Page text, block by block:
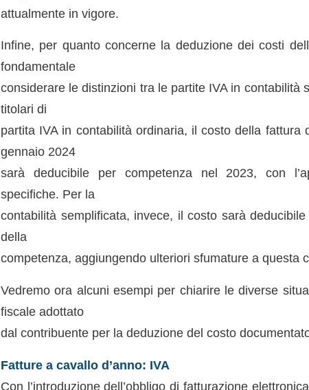
attualmente in vigore.
Infine, per quanto concerne la deduzione dei costi
fondamentale
considerare le distinzioni tra le partite IVA in contabilità
titolari di
partita IVA in contabilità ordinaria, il costo della fattura
gennaio 2024
sarà deducibile per competenza nel 2023, con
specifiche. Per la
contabilità semplificata, invece, il costo sarà
della
competenza, aggiungendo ulteriori sfumature a questa
Vedremo ora alcuni esempi per chiarire le diverse
fiscale adottato
dal contribuente per la deduzione del costo
Fatture a cavallo d’anno: IVA
Con l’introduzione dell’obbligo di fatturazione